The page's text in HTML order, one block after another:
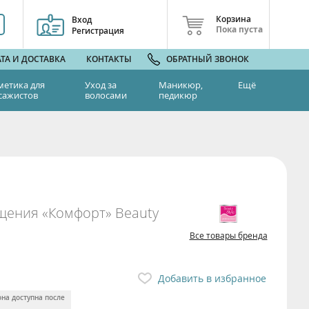
Вход
Регистрация
Корзина
Пока пуста
И ДОСТАВКА КОНТАКТЫ ОБРАТНЫЙ ЗВОНОК
для
Уход за
волосами
Маникюр,
педикюр
Ещё
«Комфорт» Beauty
Все товары бренда
Добавить в избранное
доступна после